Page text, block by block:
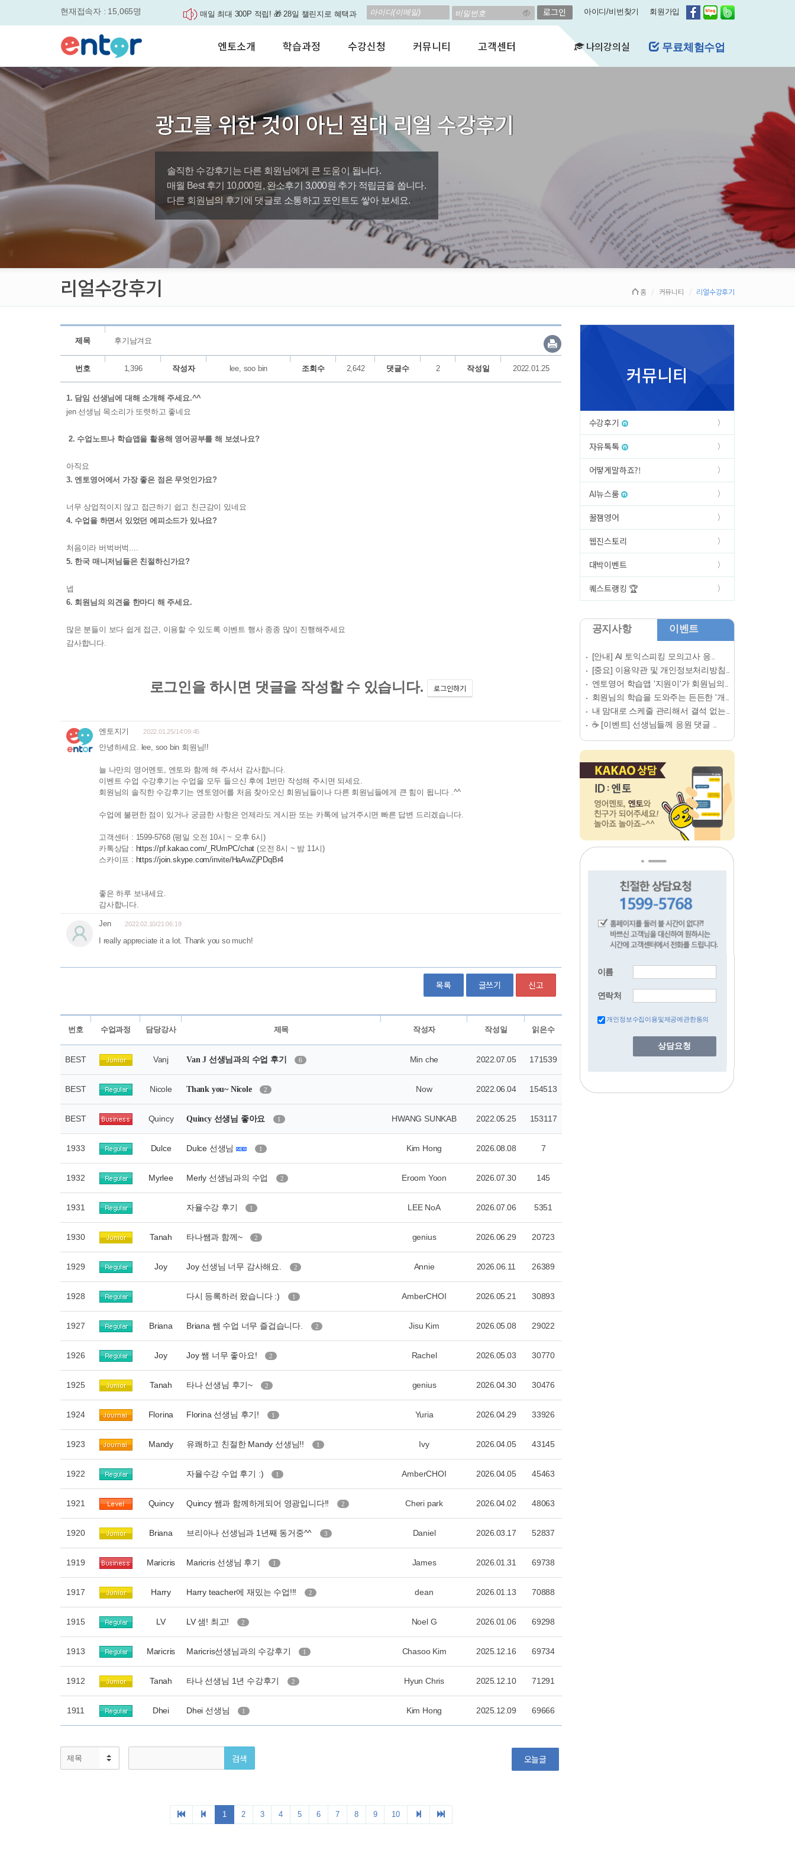
현재접속자 : 15,065명
매일 최대 300P 적립! 🎁 28일 챌린지로 혜택과
실력을 동시에 잡으세요
영자신문이 개인 맞춤형 뉴스로 놀랍게 개편 되
엔토영어 학습앱 '지원이'가 회원님의 개인비서
로 다시 태어났습니다.
🎉 세상에 단 하나뿐인 나의 첫 영문 저서 무료,
'Story Me' 오픈이벤트
아이디/비번찾기 회원가입
학습도우미 G1
서비스안내
회사소개
성인영어회화
비즈니스영어
인터뷰영어
수업교재안내
수강료안내
자율수강신청
AI 수강신청
그룹수업신청
AI뉴스룸
멤버쉽 안내
영어첨삭
쿠폰관리
결제내역
엔토소개 학습과정 수강신청 커뮤니티 고객센터 나의강의실 무료체험수업
광고를 위한 것이 아닌 절대 리얼 수강후기
솔직한 수강후기는 다른 회원님에게 큰 도움이 됩니다.
매월 Best 후기 10,000원, 완소후기 3,000원 추가 적립금을 쏩니다.
다른 회원님의 후기에 댓글로 소통하고 포인트도 쌓아 보세요.
리얼수강후기 홈 커뮤니티 리얼수강후기
제목 후기남겨요
번호 1,396 작성자 lee, soo bin 조회수 2,642 댓글수 2 작성일 2022.01.25
1. 담임 선생님에 대해 소개해 주세요.^^
jen 선생님 목소리가 또렷하고 좋네요
2. 수업노트나 학습앱을 활용해 영어공부를 해 보셨나요?
아직요
3. 엔토영어에서 가장 좋은 점은 무엇인가요?
너무 상업적이지 않고 접근하기 쉽고 친근감이 있네요
4. 수업을 하면서 있었던 에피소드가 있나요?
처음이라 버벅버벅....
5. 한국 매니저님들은 친절하신가요?
넵
6. 회원님의 의견을 한마디 해 주세요.
많은 분들이 보다 쉽게 접근, 이용할 수 있도록 이벤트 행사 종종 많이 진행해주세요
감사합니다.
목록 글쓰기 신고
커뮤니티
수강후기
자유톡톡
어떻게말하죠?!
AI뉴스룸
꿀잼영어
웹진스토리
대박이벤트
퀘스트랭킹 🏆
공지사항 이벤트
[안내] AI 토익스피킹 모의고사 응..
[중요] 이용약관 및 개인정보처리방침..
엔토영어 학습앱 '지원이'가 회원님의..
회원님의 학습을 도와주는 든든한 '개..
내 맘대로 스케줄 관리해서 결석 없는..
☕ [이벤트] 선생님들께 응원 댓글 ..
이름
연락처
개인정보수집이용및제공에관한동의
상담요청